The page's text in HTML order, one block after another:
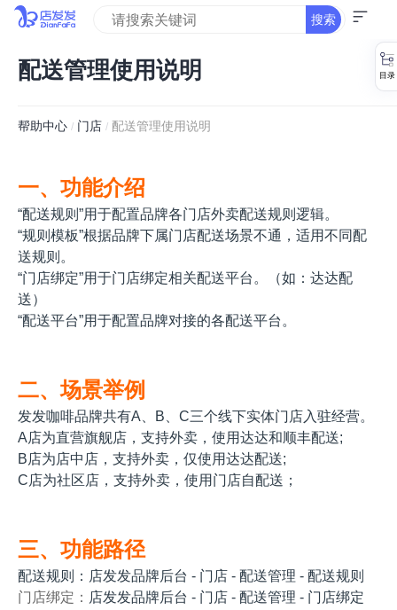
搜索
配送管理使用说明
帮助中心 / 门店 / 配送管理使用说明
一、功能介绍
“配送规则”用于配置品牌各门店外卖配送规则逻辑。
“规则模板”根据品牌下属门店配送场景不通，适用不同配
送规则。
“门店绑定”用于门店绑定相关配送平台。（如：达达配
送）
“配送平台”用于配置品牌对接的各配送平台。
二、场景举例
发发咖啡品牌共有A、B、C三个线下实体门店入驻经营。
A店为直营旗舰店，支持外卖，使用达达和顺丰配送;
B店为店中店，支持外卖，仅使用达达配送;
C店为社区店，支持外卖，使用门店自配送；
三、功能路径
配送规则：店发发品牌后台 - 门店 - 配送管理 - 配送规则
门店绑定： 店发发品牌后台 - 门店 - 配送管理 - 门店绑定